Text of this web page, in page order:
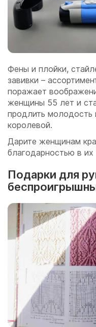
Фены и плойки,
завивки –
поражает
женщины 55 лет и
продлить молодость
королевой.
Дарите женщинам
благодарностью в их
Подарки для